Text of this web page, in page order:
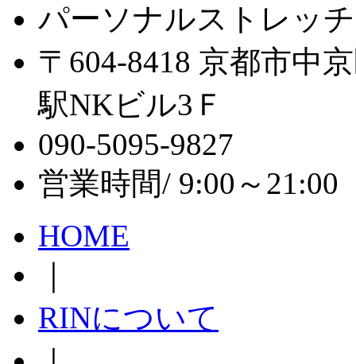
パーソナルストレッ
〒604-8418 京都市中
駅NKビル3Ｆ
090-5095-9827
営業時間/ 9:00～
HOME
RINについて